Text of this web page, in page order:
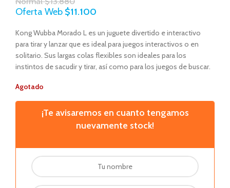
Oferta Web $11.100
Kong Wubba Morado L es un juguete divertido e interactivo
para tirar y lanzar que es ideal para juegos interactivos o en
solitario. Sus largas colas flexibles son ideales para los
instintos de sacudir y tirar, así como para los juegos de buscar.
Agotado
¡Te avisaremos en cuanto tengamos
nuevamente stock!